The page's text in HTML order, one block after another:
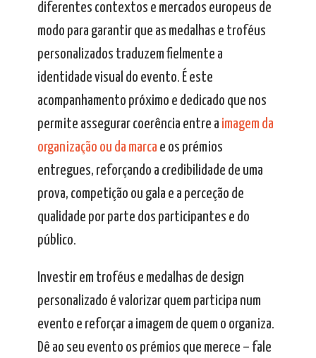
diferentes contextos e mercados europeus de
modo para garantir que as medalhas e troféus
personalizados traduzem fielmente a
identidade visual do evento. É este
acompanhamento próximo e dedicado que nos
permite assegurar coerência entre a imagem da
organização ou da marca e os prémios
entregues, reforçando a credibilidade de uma
prova, competição ou gala e a perceção de
qualidade por parte dos participantes e do
público.
Investir em troféus e medalhas de design
personalizado é valorizar quem participa num
evento e reforçar a imagem de quem o organiza.
Dê ao seu evento os prémios que merece – fale